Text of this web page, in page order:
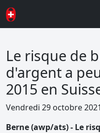
Le risque de
d'argent a
2015 en
Vendredi 29 octobre 2021
Berne (awp/ats) - Le